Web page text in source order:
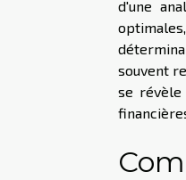
d'une
souvent
se